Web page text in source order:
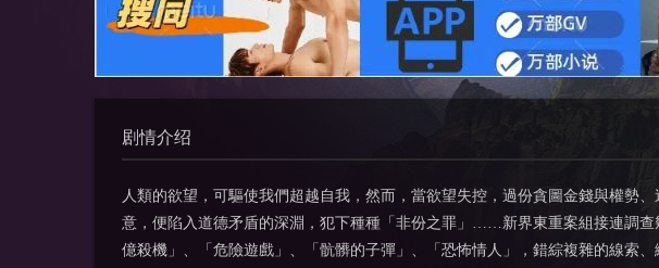
剧情介绍
人類的欲望，可驅使我們超越自我，然而，當欲望失控，過份貪圖金錢與權勢
意，便陷入道德矛盾的深淵，犯下種種「非份之罪」……新界東重案組接連調
億殺機」、「危險遊戲」、「骯髒的子彈」、「恐怖情人」，錯綜複雜的線索